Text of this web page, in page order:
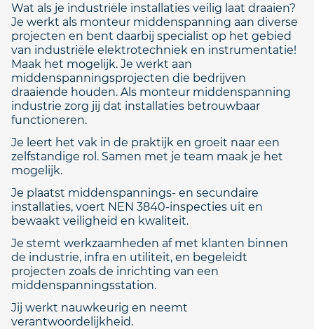
Wat als je industriële installaties veilig laat draaien?
Je werkt als monteur middenspanning aan diverse
projecten en bent daarbij specialist op het gebied
van industriële elektrotechniek en instrumentatie!
Maak het mogelijk. Je werkt aan
middenspanningsprojecten die bedrijven
draaiende houden. Als monteur middenspanning
industrie zorg jij dat installaties betrouwbaar
functioneren.
Je leert het vak in de praktijk en groeit naar een
zelfstandige rol. Samen met je team maak je het
mogelijk.
Je plaatst middenspannings- en secundaire
installaties, voert NEN 3840-inspecties uit en
bewaakt veiligheid en kwaliteit.
Je stemt werkzaamheden af met klanten binnen
de industrie, infra en utiliteit, en begeleidt
projecten zoals de inrichting van een
middenspanningsstation.
Jij werkt nauwkeurig en neemt
verantwoordelijkheid.